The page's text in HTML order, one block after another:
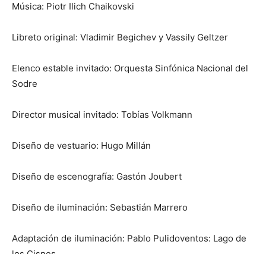
Música: Piotr Ilich Chaikovski
Libreto original: Vladimir Begichev y Vassily Geltzer
Elenco estable invitado: Orquesta Sinfónica Nacional del
Sodre
Director musical invitado: Tobías Volkmann
Diseño de vestuario: Hugo Millán
Diseño de escenografía: Gastón Joubert
Diseño de iluminación: Sebastián Marrero
Adaptación de iluminación: Pablo Pulidoventos: Lago de